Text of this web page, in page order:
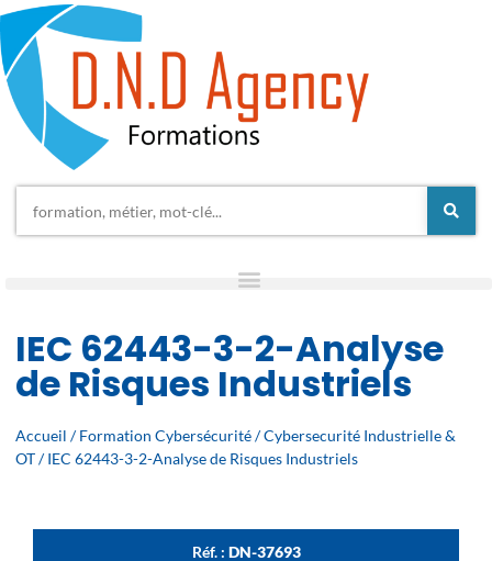
IEC 62443-3-2-Analyse
de Risques Industriels
Accueil /Formation Cybersécurité/Cybersecurité Industrielle &
OT/ IEC 62443-3-2-Analyse de Risques Industriels
Réf. : DN-37693